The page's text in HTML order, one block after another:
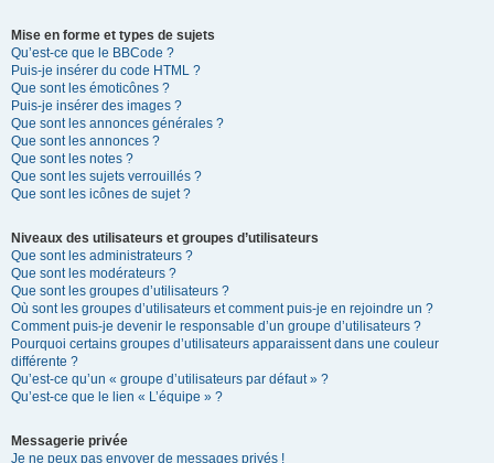
Mise en forme et types de sujets
Qu’est-ce que le BBCode ?
Puis-je insérer du code HTML ?
Que sont les émoticônes ?
Puis-je insérer des images ?
Que sont les annonces générales ?
Que sont les annonces ?
Que sont les notes ?
Que sont les sujets verrouillés ?
Que sont les icônes de sujet ?
Niveaux des utilisateurs et groupes d’utilisateurs
Que sont les administrateurs ?
Que sont les modérateurs ?
Que sont les groupes d’utilisateurs ?
Où sont les groupes d’utilisateurs et comment puis-je en rejoindre un ?
Comment puis-je devenir le responsable d’un groupe d’utilisateurs ?
Pourquoi certains groupes d’utilisateurs apparaissent dans une couleur
différente ?
Qu’est-ce qu’un « groupe d’utilisateurs par défaut » ?
Qu’est-ce que le lien « L’équipe » ?
Messagerie privée
Je ne peux pas envoyer de messages privés !